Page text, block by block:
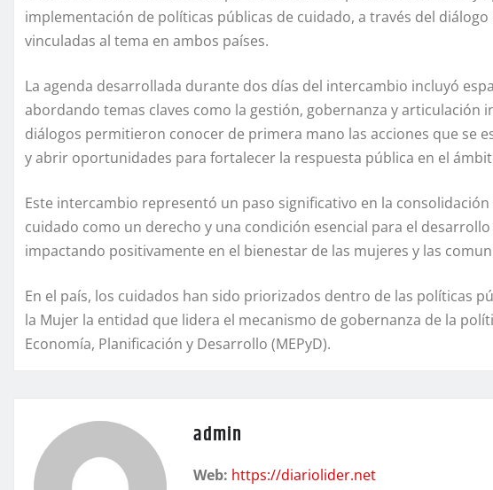
implementación de políticas públicas de cuidado, a través del
vinculadas al tema en ambos países.
La agenda desarrollada durante dos días del intercambio incluyó
abordando temas claves como la gestión, gobernanza y articulación
diálogos permitieron conocer de primera mano las acciones que se
y abrir oportunidades para fortalecer la respuesta pública en el
Este intercambio representó un paso significativo en la
cuidado como un derecho y una condición esencial para el
impactando positivamente en el bienestar de las mujeres y las
En el país, los cuidados han sido priorizados dentro de las políticas
la Mujer la entidad que lidera el mecanismo de gobernanza de la
Economía, Planificación y Desarrollo (MEPyD).
admin
Web: https://diariolider.net